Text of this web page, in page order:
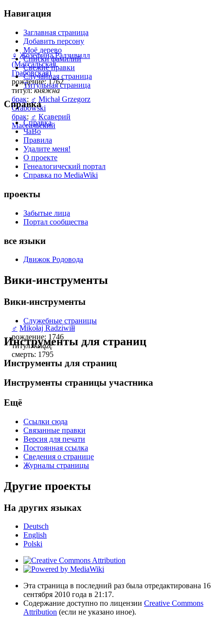
♀ Жозефина Радзивилл
(Массальская,
Грабовская)
рождение: 1762
титул:княжна
брак: ♂ Michał Grzegorz
Grabowski
брак: ♂ Ксаверий
Массальский
♂ Mikołaj Radziwiłł
рождение: 1746
титул:książę
смерть: 1795
Навигация
Заглавная страница
Добавить персону
Моё дерево
Списки фамилий
Свежие правки
Случайная страница
Титульная страница
Справка
Справка
ЧаВо
Правила
Удалите меня!
О проекте
Генеалогический портал
Справка по MediaWiki
проекты
Забытые лица
Портал сообщества
все языки
Движок Родовода
Вики-инструменты
Вики-инструменты
Служебные страницы
Инструменты для страниц
Инструменты для страниц
Инструменты страницы участника
Ещё
Ссылки сюда
Связанные правки
Версия для печати
Постоянная ссылка
Сведения о странице
Журналы страницы
Другие проекты
На других языках
Deutsch
English
Polski
Эта страница в последний раз была отредактирована 16
сентября 2010 года в 21:17.
Содержание доступно по лицензии Creative Commons
Attribution (если не указано иное).